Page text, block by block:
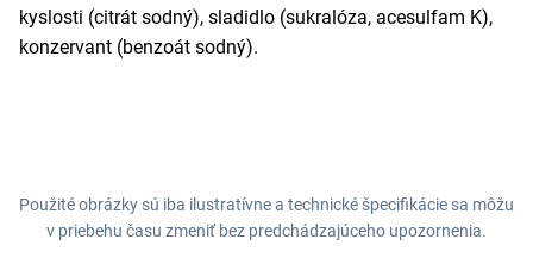
kyslosti (citrát sodný), sladidlo (sukralóza, acesulfam K),
konzervant (benzoát sodný).
Použité obrázky sú iba ilustratívne a technické špecifikácie sa môžu
v priebehu času zmeniť bez predchádzajúceho upozornenia.